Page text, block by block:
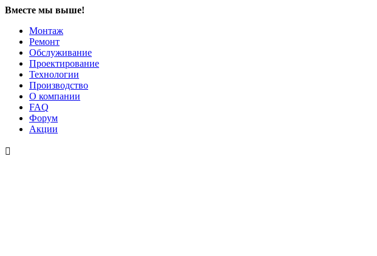
Вместе мы выше!
Монтаж
Ремонт
Обслуживание
Проектирование
Технологии
Производство
О компании
FAQ
Форум
Акции
